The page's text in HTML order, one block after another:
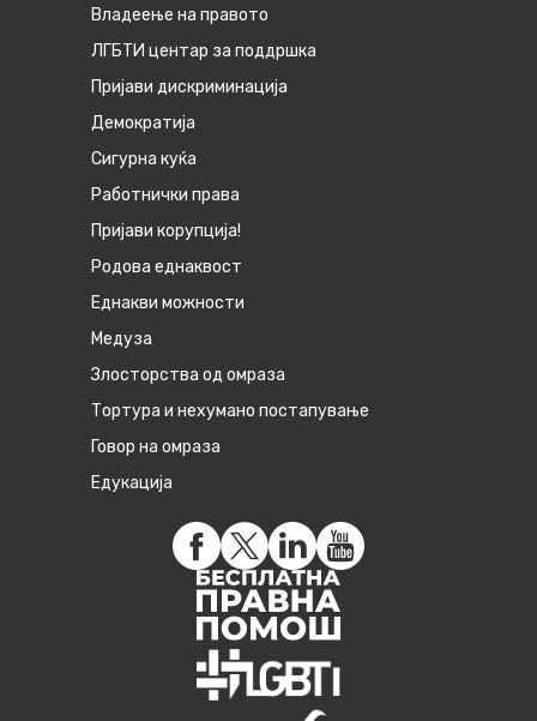
Владеење на правото
ЛГБТИ центар за поддршка
Пријави дискриминација
Демократија
Сигурна куќа
Работнички права
Пријави корупција!
Родова еднаквост
Eднакви можности
Медуза
Злосторства од омраза
Тортура и нехумано постапување
Говор на омраза
Едукација